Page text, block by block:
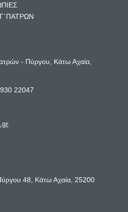
- Πύργου, Κάτω Αχαία,
22047
48, Κάτω Αχαία, 25200